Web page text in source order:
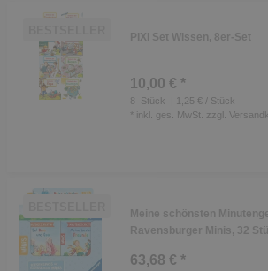
PIXI Set Wissen, 8er-Set
10,00 € *
8 Stück
| 1,25 € / Stück
* inkl. ges. MwSt. zzgl.
Meine schönsten
Ravensburger Minis, 32
63,68 € *